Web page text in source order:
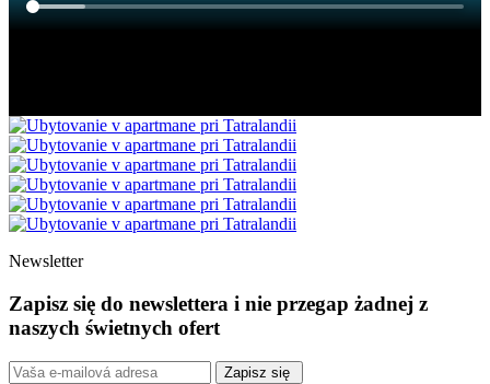
Newsletter
Zapisz się do newslettera i nie przegap żadnej z
naszych świetnych ofert
Zapisz się